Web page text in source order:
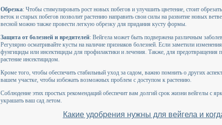
Обрезка: Чтобы стимулировать рост новых побегов и улучшить цветение, стоит
веток и старых побегов позволит растению направить свои силы на развитие новых
весной можно также провести легкую обрезку для придания кусту формы.
Защита от болезней и вредителей: Вейгела может быть подвержена различным
Регулярно осматривайте кусты на наличие признаков болезней. Если заметили
фунгициды или инсектициды для профилактики и лечения. Также, для предотвращения
растение инсектицидом.
Кроме того, чтобы обеспечить стабильный уход за садом, важно помнить о других
вашем участке, чтобы избежать возможных проблем с доступом к растению.
Соблюдение этих простых рекомендаций обеспечит вам долгий срок жизни вейгелы с
украшать ваш сад летом.
Какие удобрения нужны для вейгела и